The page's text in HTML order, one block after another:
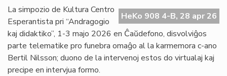
HeKo 908 4-B, 28 apr 26
La simpozio de Kultura Centro
Esperantista pri “Andragogio
kaj didaktiko”, 1-3 majo 2026 en Ĉaŭdefono, disvolviĝos
parte telematike pro funebra omaĝo al la karmemora c-ano
Bertil Nilsson; duono de la intervenoj estos do virtualaj kaj
precipe en intervjua formo.